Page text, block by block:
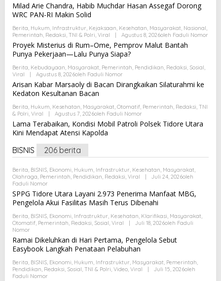
,
2
1
8
O
L
E
A
D
M
I
N
W
E
B
Milad Arie Chandra, Habib Muchdar Hasan Assegaf Dorong
WRC PAN-RI Makin Solid
Berita, Hukum, Infrastruktur, Kejaksaan, Kesehatan, Masyarakat, Nasional,
Pemerintah, Redaksi, TNI & Polri, Viral Agustus 8, 2026Oleh Faduli Nomor
Proyek Misterius di Rum–Ome, Pemprov Malut Bantah
Punya Pekerjaan—Lalu Punya Siapa?
Berita, Kebudayaan, Masyarakat, Pemerintah, Pendidikan, Redaksi, Sosial,
Viral
Agustus 8, 2026Oleh Faduli Nomor
Arisan Kabar Marsaoly di Bacan Dirangkaikan Silaturahmi ke
Kedaton Kesultanan Bacan
Berita, Hukum, Kesehatan, Masyarakat, Otomatif, Pemerintah, Redaksi, TNI
& Polri, Viral Agustus 7, 2026Oleh Faduli Nomor
Lama Terabaikan, Kondisi Mobil Patroli Polsek Tidore Utara
Kini Mendapat Atensi Kapolda
BISNIS 206 berita
Berita, BISNIS, Ekonomi, Hukum, Infrastruktur, Kesehatan, Masyarakat,
Olahraga, Pemerintah, Pendidikan, Redaksi, Viral Juli 24, 2026Oleh
Faduli Nomor
SPPG Tidore Utara Layani 2.973 Penerima Manfaat MBG,
Pengelola Akui Fasilitas Masih Terus Dibenahi
Berita, BISNIS, Ekonomi, Infrastruktur, Kesehatan, Klarifikasi, Masyarakat,
Otomatif, Pemerintah, Redaksi, Sosial, Viral Juli 18, 2026Oleh Faduli
Nomor
Ramai Dikeluhkan di Hari Pertama, Pengelola Sebut
Easybook Langkah Penataan Pelabuhan
Berita, BISNIS, Ekonomi, Hukum, Infrastruktur, Masyarakat, Pemerintah,
Pendidikan, Redaksi, Sosial, TNI & Polri, Video, Viral Juli 15, 2026Oleh
Faduli Nomor